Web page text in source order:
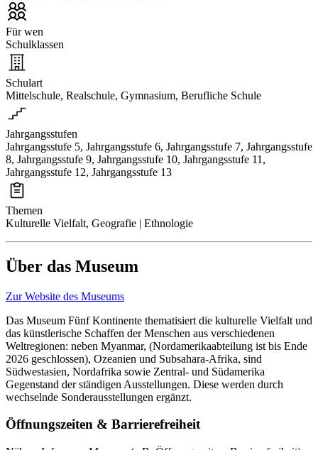
Für wen
Schulklassen
Schulart
Mittelschule, Realschule, Gymnasium, Berufliche Schule
Jahrgangsstufen
Jahrgangsstufe 5, Jahrgangsstufe 6, Jahrgangsstufe 7, Jahrgangsstufe
8, Jahrgangsstufe 9, Jahrgangsstufe 10, Jahrgangsstufe 11,
Jahrgangsstufe 12, Jahrgangsstufe 13
Themen
Kulturelle Vielfalt, Geografie | Ethnologie
Über das Museum
Zur Website des Museums
Das Museum Fünf Kontinente thematisiert die kulturelle Vielfalt und
das künstlerische Schaffen der Menschen aus verschiedenen
Weltregionen: neben Myanmar, (Nordamerikaabteilung ist bis Ende
2026 geschlossen), Ozeanien und Subsahara-Afrika, sind
Südwestasien, Nordafrika sowie Zentral- und Südamerika
Gegenstand der ständigen Ausstellungen. Diese werden durch
wechselnde Sonderausstellungen ergänzt.
Öffnungszeiten & Barrierefreiheit